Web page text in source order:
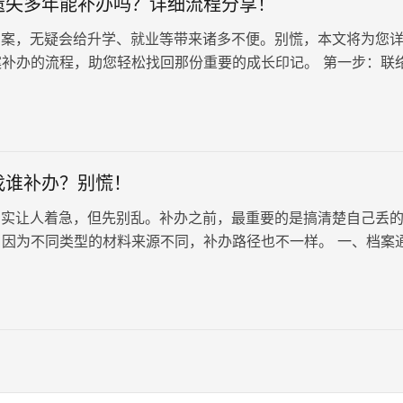
多年能补办吗？详细流程分享！
无疑会给升学、就业等带来诸多不便。别慌，本文将为您
办的流程，助您轻松找回那份重要的成长印记。 第一步：联
补办？别慌！
人着急，但先别乱。补办之前，最重要的是搞清楚自己丢
为不同类型的材料来源不同，补办路径也不一样。 一、档案